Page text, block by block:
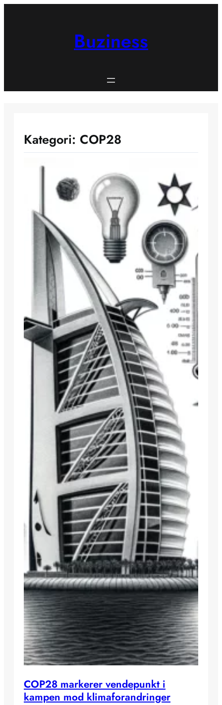
Buziness
Kategori: COP28
COP28 markerer vendepunkt i
kampen mod klimaforandringer